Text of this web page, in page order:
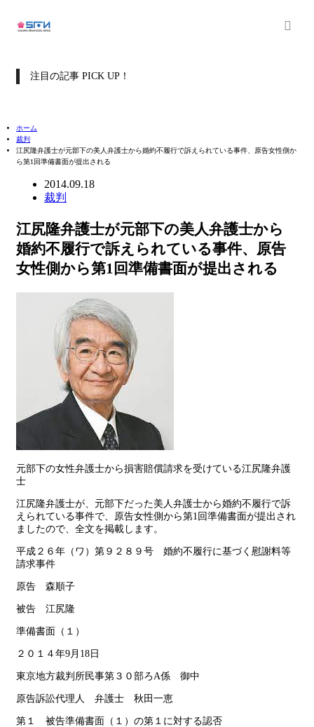
注目の記事 PICK UP！
ホーム
裁判
江尻隆弁護士が元部下の美人弁護士から婚約不履行で訴えられている事件、原告女性側か
ら第1回準備書面が提出される
2014.09.18
裁判
江尻隆弁護士が元部下の美人弁護士から
婚約不履行で訴えられている事件、原告
女性側から第1回準備書面が提出される
元部下の女性弁護士から損害賠償請求を受けている江尻隆弁護
士
江尻隆弁護士が、元部下だった美人弁護士から婚約不履行で訴
えられている事件で、原告女性側から第1回準備書面が提出され
ましたので、全文を掲載します。
平成２６年（ワ）第９２８９号 婚約不履行に基づく慰謝料等
請求事件
原告 森順子
被告 江尻隆
準備書面（１）
２０１４年9月18日
東京地方裁判所民事第３０部ろA係 御中
原告訴訟代理人 弁護士 秋田一恵
第１ 被告準備書面（１）の第１に対する認否